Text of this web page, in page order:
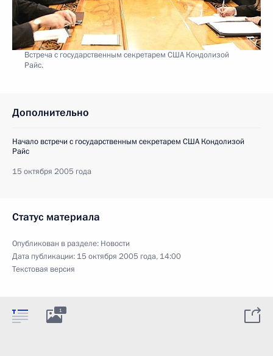
Встреча с государственным секретарем США Кондолизой
Райс.
Дополнительно
Начало встречи с государственным секретарем США Кондолизой
Райс
15 октября 2005 года
Статус материала
Опубликован в разделе: Новости
Дата публикации: 15 октября 2005 года, 14:00
Текстовая версия
1